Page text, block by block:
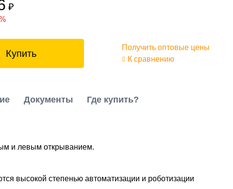
₽
Купить
Получить оптовые цены
К сравнению
Документы Где купить?
и левым открыванием.
высокой степенью автоматизации и роботизации